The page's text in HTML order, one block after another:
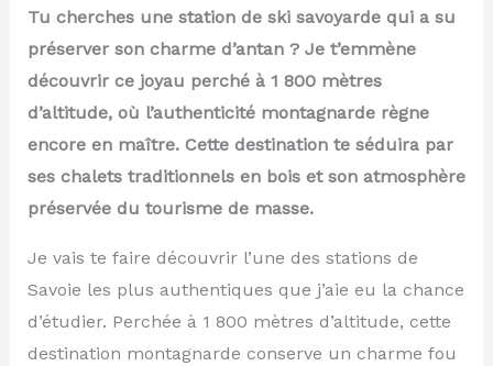
Tu cherches une station de ski savoyarde qui a su
préserver son charme d’antan ? Je t’emmène
découvrir ce joyau perché à 1 800 mètres
d’altitude, où l’authenticité montagnarde règne
encore en maître. Cette destination te séduira par
ses chalets traditionnels en bois et son atmosphère
préservée du tourisme de masse.
Je vais te faire découvrir l’une des stations de
Savoie les plus authentiques que j’aie eu la chance
d’étudier. Perchée à 1 800 mètres d’altitude, cette
destination montagnarde conserve un charme fou